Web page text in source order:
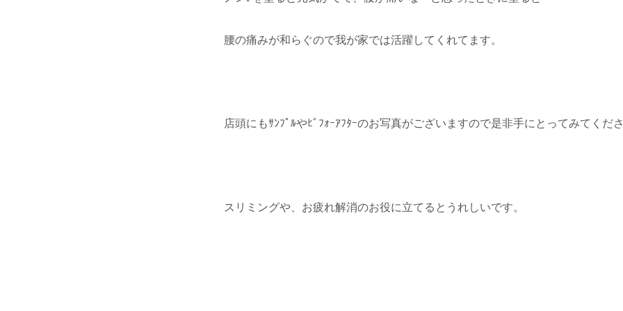
腰の痛みが和らぐので我が家では活躍してくれてます。
店頭にもｻﾝﾌﾟﾙやﾋﾞﾌｫｰｱﾌﾀｰのお写真がございますので是非手にとってみてくだ
スリミングや、お疲れ解消のお役に立てるとうれしいです。